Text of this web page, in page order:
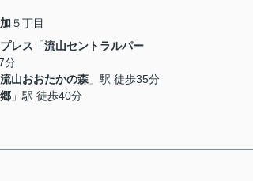
加 ５丁目
レス 「流山セントラルパー
分
流山おおたかの森 」駅 徒歩35分
」駅 徒歩40分